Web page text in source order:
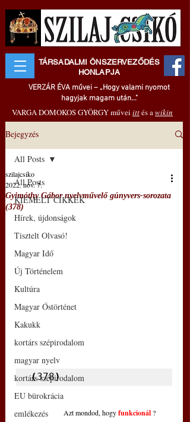
TÁRSADALMI ÖNSZERVEZŐDÉS
HONLAPJA
VERZÁR ÉVA művei – „Hogy valami nyomot
hagyjak magam után..."
VARGA DOMOKOS GYÖRGY művei ittés awikin
Bejegyzés
All Posts
KIEMELT CIKKEK
Hírek, újdonságok
Tisztelt Olvasó!
Magyar Idő
Új Történelem
Kultúra
Magyar Őstörténet
Kakukk
kortárs szépirodalom
magyar nyelv
kortárs szépirodalom
EU bürokrácia
emlékezés
All Posts
Gyimóthy Gábor nyelvművelő gúnyvers-sorozata
(378)
szilajcsiko
2022. nov. 7.
(378)
Azt mondod, hogy funkcionál ?